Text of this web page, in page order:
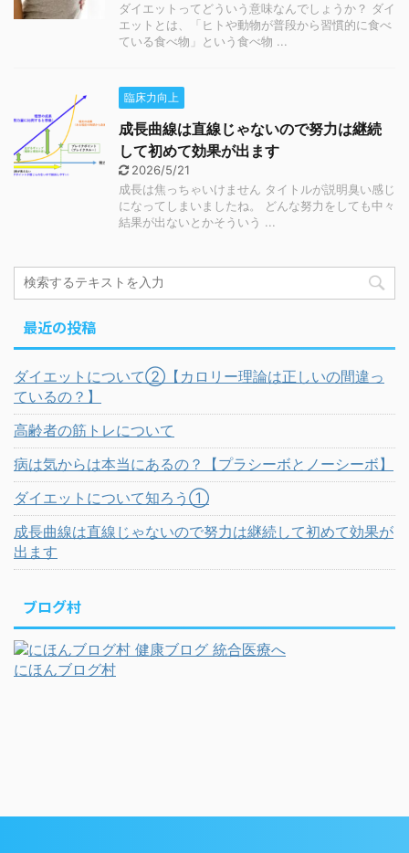
ダイエットってどういう意味なんでしょうか？ ダイ
エットとは、「ヒトや動物が普段から習慣的に食べ
ている食べ物」という食べ物 ...
臨床力向上
成長曲線は直線じゃないので努力は継続
して初めて効果が出ます
2026/5/21
成長は焦っちゃいけません タイトルが説明臭い感じ
になってしまいましたね。 どんな努力をしても中々
結果が出ないとかそういう ...
最近の投稿
ダイエットについて②【カロリー理論は正しいの間違っ
ているの？】
高齢者の筋トレについて
病は気からは本当にあるの？【プラシーボとノーシーボ】
ダイエットについて知ろう①
成長曲線は直線じゃないので努力は継続して初めて効果が
出ます
ブログ村
にほんブログ村